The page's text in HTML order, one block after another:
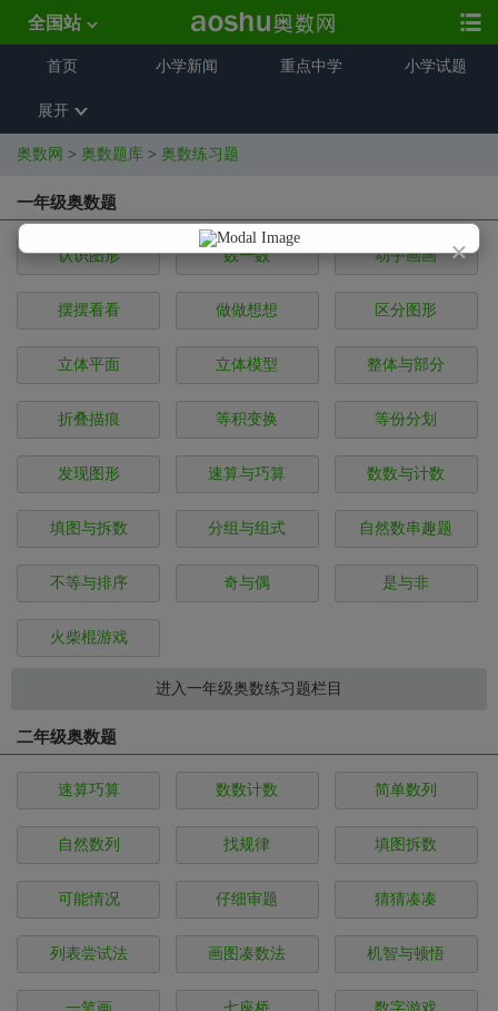
×
全国站
首页 小学新闻 重点中学 小学试题
展开
奥数网 > 奥数题库 > 奥数练习题
一年级奥数题
认识图形 数一数 动手画画
摆摆看看 做做想想 区分图形
立体平面 立体模型 整体与部分
折叠描痕 等积变换 等份分划
发现图形 速算与巧算 数数与计数
填图与拆数 分组与组式 自然数串趣题
不等与排序 奇与偶 是与非
火柴棍游戏
进入一年级奥数练习题栏目
二年级奥数题
速算巧算 数数计数 简单数列
自然数列 找规律 填图拆数
可能情况 仔细审题 猜猜凑凑
列表尝试法 画图凑数法 机智与顿悟